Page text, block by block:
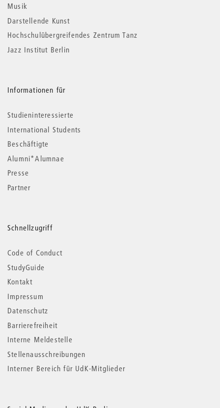
Musik
Darstellende Kunst
Hochschulübergreifendes Zentrum Tanz
Jazz Institut Berlin
Informationen für
Studieninteressierte
International Students
Beschäftigte
Alumni*Alumnae
Presse
Partner
Schnellzugriff
Code of Conduct
StudyGuide
Kontakt
Impressum
Datenschutz
Barrierefreiheit
Interne Meldestelle
Stellenausschreibungen
Interner Bereich für UdK-Mitglieder